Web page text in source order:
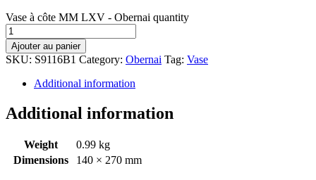
Vase à côte MM LXV - Obernai quantity
Ajouter au panier
SKU: S9116B1 Category: Obernai Tag: Vase
Additional information
Additional information
Weight
0.99 kg
Dimensions
140 × 270 mm